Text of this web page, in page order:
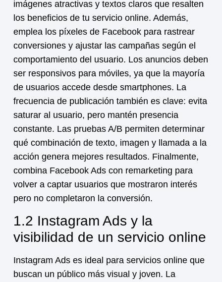
imágenes atractivas y textos claros que resalten
los beneficios de tu servicio online. Además,
emplea los píxeles de Facebook para rastrear
conversiones y ajustar las campañas según el
comportamiento del usuario. Los anuncios deben
ser responsivos para móviles, ya que la mayoría
de usuarios accede desde smartphones. La
frecuencia de publicación también es clave: evita
saturar al usuario, pero mantén presencia
constante. Las pruebas A/B permiten determinar
qué combinación de texto, imagen y llamada a la
acción genera mejores resultados. Finalmente,
combina Facebook Ads con remarketing para
volver a captar usuarios que mostraron interés
pero no completaron la conversión.
1.2 Instagram Ads y la
visibilidad de un servicio online
Instagram Ads es ideal para servicios onlineque
buscan un público más visual y joven. La